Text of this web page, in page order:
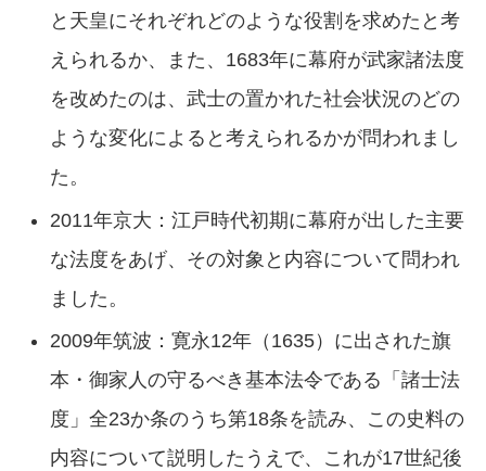
と天皇にそれぞれどのような役割を求めたと考
えられるか、また、1683年に幕府が武家諸法度
を改めたのは、武士の置かれた社会状況のどの
ような変化によると考えられるかが問われまし
た。
2011年京大：江戸時代初期に幕府が出した主要
な法度をあげ、その対象と内容について問われ
ました。
2009年筑波：寛永12年（1635）に出された旗
本・御家人の守るべき基本法令である「諸士法
度」全23か条のうち第18条を読み、この史料の
内容について説明したうえで、これが17世紀後